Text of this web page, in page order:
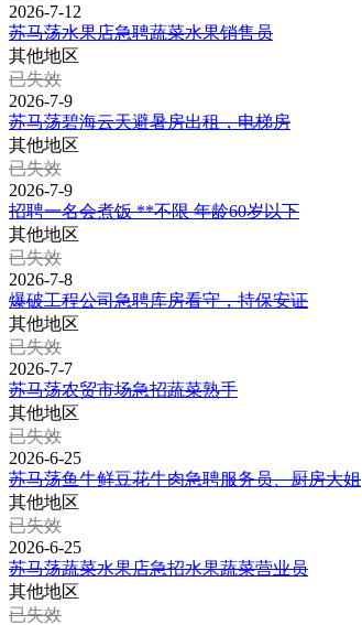
2026-7-12
苏马荡水果店急聘蔬菜水果销售员
其他地区
已失效
2026-7-9
苏马荡碧海云天避暑房出租，电梯房
其他地区
已失效
2026-7-9
招聘一名会煮饭 **不限 年龄60岁以下
其他地区
已失效
2026-7-8
爆破工程公司急聘库房看守，持保安证
其他地区
已失效
2026-7-7
苏马荡农贸市场急招蔬菜熟手
其他地区
已失效
2026-6-25
苏马荡鱼牛鲜豆花牛肉急聘服务员、厨房大姐
其他地区
已失效
2026-6-25
苏马荡蔬菜水果店急招水果蔬菜营业员
其他地区
已失效